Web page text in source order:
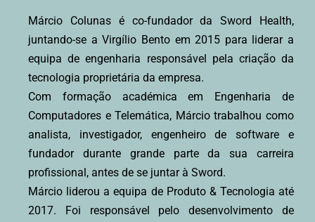
Márcio Colunas é co-fundador da Sword Health,
juntando-se a Virgílio Bento em 2015 para liderar a
equipa de engenharia responsável pela criação da
tecnologia proprietária da empresa.
Com formação académica em Engenharia de
Computadores e Telemática, Márcio trabalhou como
analista, investigador, engenheiro de software e
fundador durante grande parte da sua carreira
profissional, antes de se juntar à Sword.
Márcio liderou a equipa de Produto & Tecnologia até
2017. Foi responsável pelo desenvolvimento de